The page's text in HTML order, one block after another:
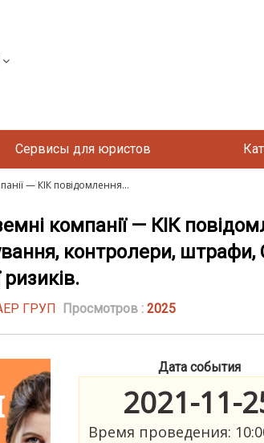
Сервисы для юристов
— КІК повідомлення...
компанії — КІК
контролери, штрафи,
ризиків.
ГРУП Просмотров : 2025
Дата события
2021-11-
Время проведения: